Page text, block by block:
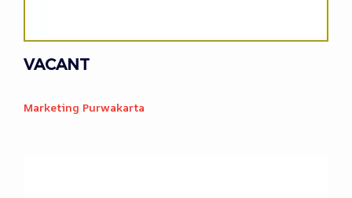
VACANT
Marketing Purwakarta